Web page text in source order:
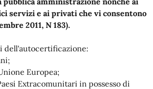
servizi e ai privati che vi consentono
2011, N 183).
dell'autocertificazione:
Europea;
Extracomunitari in possesso di